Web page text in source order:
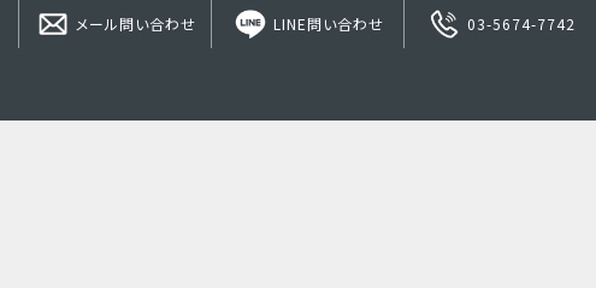
メール問い合わせ LINE問い合わせ 03-5674-7742